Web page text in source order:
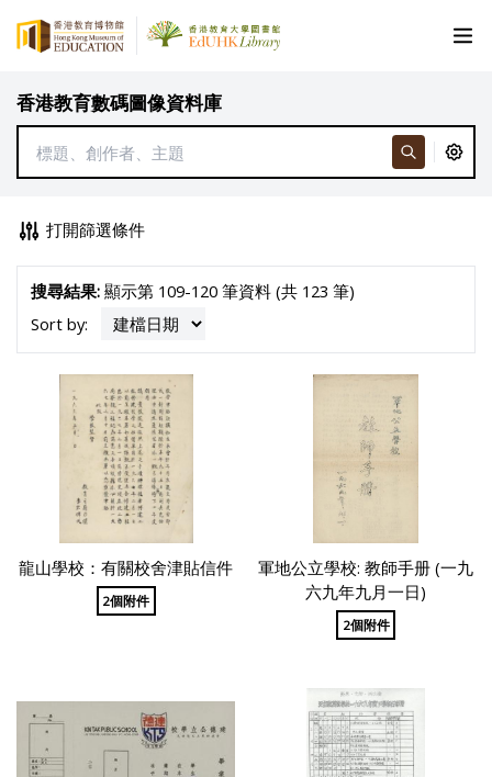
香港教育數碼圖像資料庫
打開篩選條件
搜尋結果:顯示第 109-120 筆資料 (共 123 筆)
Sort by:
龍山學校：有關校舍津貼信件
2個附件
軍地公立學校: 教師手册 (一九
六九年九月一日)
2個附件